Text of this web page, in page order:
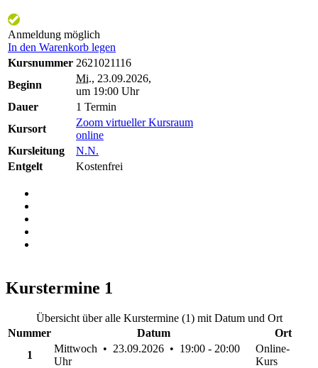
Anmeldung möglich
In den Warenkorb legen
Kursnummer 2621021116
Beginn
Mi., 23.09.2026,
um 19:00 Uhr
Dauer
1 Termin
Kursort
Zoom virtueller Kursraum
online
Kursleitung
N.N.
Entgelt
Kostenfrei
Kurstermine 1
Übersicht über alle Kurstermine (1) mit Datum und Ort
Nummer
Datum
Ort
1
Mittwoch • 23.09.2026 • 19:00 - 20:00
Uhr
Online-
Kurs